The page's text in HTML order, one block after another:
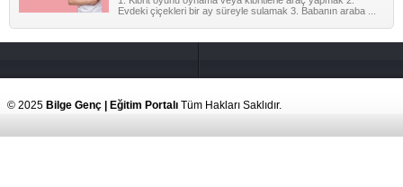
Evdeki çiçekleri bir ay süreyle sulamak 3. Babanın araba ...
© 2025 Bilge Genç | Eğitim Portalı Tüm Hakları Saklıdır.